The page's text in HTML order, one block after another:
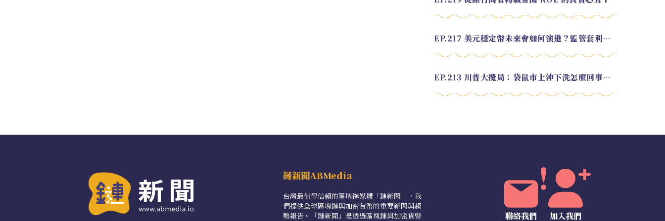
EP.217 美元穩定幣未來會如何演進？監管套利終將收斂？feat. 研究員 余哲安
EP.213 川普大攪局：袋鼠市上沖下洗怎麼回事？feat. Alvin
鏈新聞ABMedia
台灣最值得信賴的區塊鏈媒體「鏈新聞」，我
們提供全球區塊鏈與加密貨幣的重要新聞與趨
勢報告。「鏈新聞」是透過區塊鏈與加密貨幣
聯絡我們 加入我們